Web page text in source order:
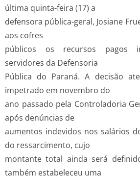
última quinta-feira (17) a
defensora pública-geral, Josiane
aos cofres
públicos os recursos pagos
servidores da Defensoria
Pública do Paraná. A decisão
impetrado em novembro do
ano passado pela Controladoria
após denúncias de
aumentos indevidos nos salários
do ressarcimento, cujo
montante total ainda será
também estabeleceu uma